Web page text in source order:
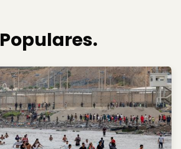
Populares.